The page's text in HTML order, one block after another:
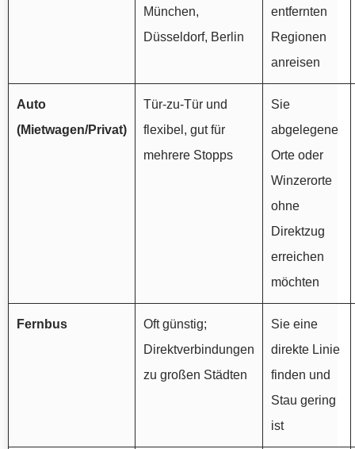
München,
Düsseldorf, Berlin
entfernten
Regionen
anreisen
Auto
(Mietwagen/Privat)
Tür-zu-Tür und
flexibel, gut für
mehrere Stopps
Sie
abgelegene
Orte oder
Winzerorte
ohne
Direktzug
erreichen
möchten
Fernbus
Oft günstig;
Direktverbindungen
zu großen Städten
Sie eine
direkte Linie
finden und
Stau gering
ist